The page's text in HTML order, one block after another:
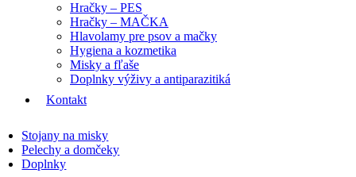
Hračky – PES
Hračky – MAČKA
Hlavolamy pre psov a mačky
Hygiena a kozmetika
Misky a fľaše
Doplnky výživy a antiparazitiká
Kontakt
Stojany na misky
Pelechy a domčeky
Doplnky